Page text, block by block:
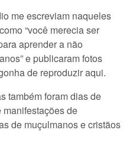
me escreviam naqueles
“você merecia ser
aprender a não
e publicaram fotos
de reproduzir aqui.
também foram dias de
de
de muçulmanos e cristãos